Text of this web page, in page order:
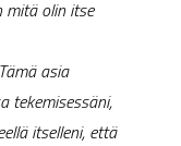
mitä olin itse
asia
tekemisessäni,
itselleni, että